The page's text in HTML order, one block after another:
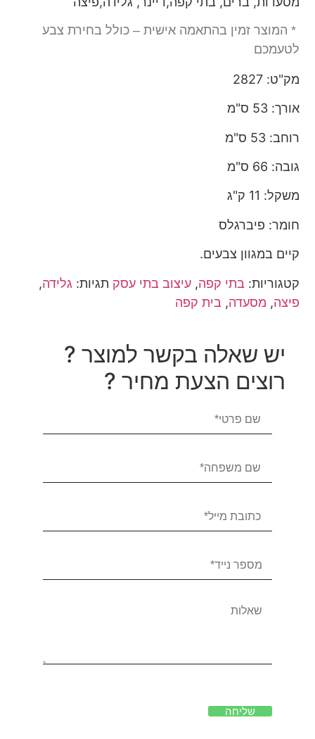
* המוצר זמין בהתאמה אישית – כולל בחירת צבע
לטעמכם
מק"ט: 2827
אורך: 53 ס"מ
רוחב: 53 ס"מ
גובה: 66 ס"מ
משקל: 11 ק"ג
חומר: פיברגלס
קיים במגוון צבעים.
קטגוריות: בתי קפה,עיצוב בתי עסק תגיות: גלידה,
פיצה, מסעדה, בית קפה
יש שאלה בקשר למוצר ?
רוצים הצעת מחיר ?
שליחה